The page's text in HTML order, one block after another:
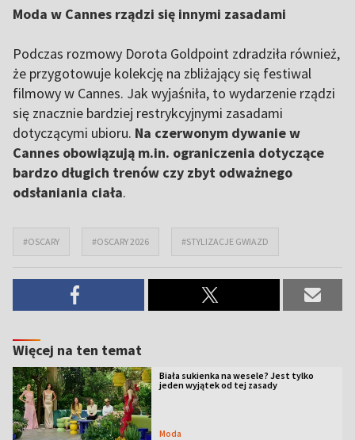
Moda w Cannes rządzi się innymi zasadami
Podczas rozmowy Dorota Goldpoint zdradziła również,
że przygotowuje kolekcję na zbliżający się festiwal
filmowy w Cannes. Jak wyjaśniła, to wydarzenie rządzi
się znacznie bardziej restrykcyjnymi zasadami
dotyczącymi ubioru. Na czerwonym dywanie w
Cannes obowiązują m.in. ograniczenia dotyczące
bardzo długich trenów czy zbyt odważnego
odsłaniania ciała.
#OSCARY #OSCARY 2026 #STYLIZACJE GWIAZD
Więcej na ten temat
Biała sukienka na wesele? Jest tylko
jeden wyjątek od tej zasady
Moda